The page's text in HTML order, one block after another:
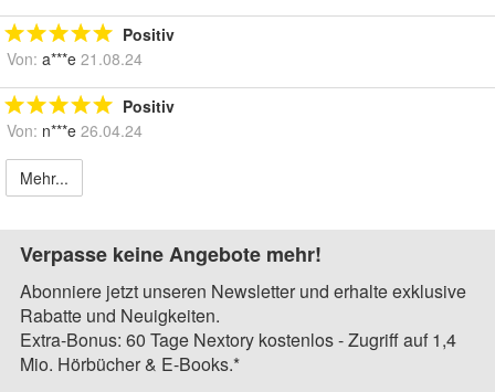
Positiv
Von: a***e 21.08.24
Positiv
Von: n***e 26.04.24
Mehr...
Verpasse keine Angebote mehr!
Abonniere jetzt unseren Newsletter und erhalte exklusive
Rabatte und Neuigkeiten.
Extra-Bonus: 60 Tage Nextory kostenlos - Zugriff auf 1,4
Mio. Hörbücher & E-Books.*